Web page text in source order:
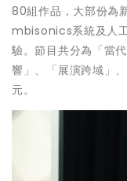
80組作品，大部份為
mbisonics系統及人
驗。節目共分為「當
響」、「展演跨域」
元。